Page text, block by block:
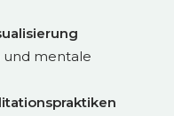
und mentale